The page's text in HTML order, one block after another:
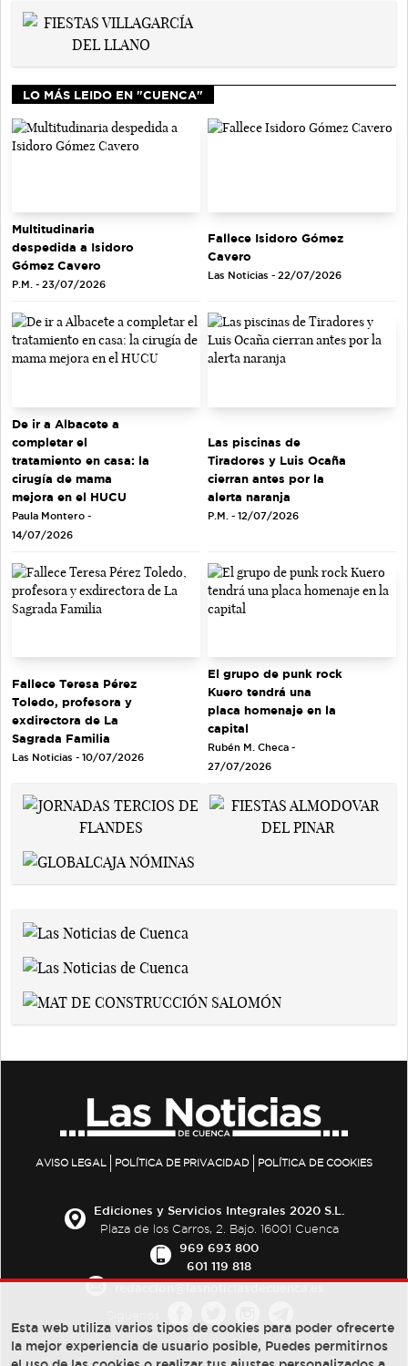
LO MÁS LEIDO EN "CUENCA"
Multitudinaria
despedida a Isidoro
Gómez Cavero
P.M. - 23/07/2026
Fallece Isidoro Gómez
Cavero
Las Noticias - 22/07/2026
De ir a Albacete a
completar el
tratamiento en casa: la
cirugía de mama
mejora en el HUCU
Paula Montero -
14/07/2026
Las piscinas de
Tiradores y Luis Ocaña
cierran antes por la
alerta naranja
P.M. - 12/07/2026
Fallece Teresa Pérez
Toledo, profesora y
exdirectora de La
Sagrada Familia
Las Noticias - 10/07/2026
El grupo de punk rock
Kuero tendrá una
placa homenaje en la
capital
Rubén M. Checa -
27/07/2026
AVISO LEGAL POLÍTICA DE PRIVACIDAD POLÍTICA DE COOKIES
Ediciones y Servicios Integrales 2020 S.L.
Plaza de los Carros, 2. Bajo. 16001 Cuenca
969 693 800
601 119 818
Esta web utiliza varios tipos de cookies para poder ofrecerte
la mejor experiencia de usuario posible, Puedes permitirnos